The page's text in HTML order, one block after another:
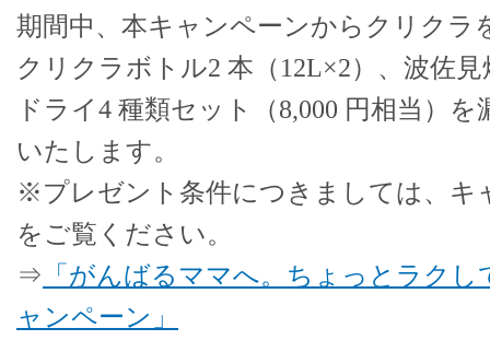
期間中、本キャンペーンからクリクラ
クリクラボトル2 本（12L×2）、波佐
ドライ4 種類セット（8,000 円相当）
いたします。
※プレゼント条件につきましては、キ
をご覧ください。
⇒ 「がんばるママへ。ちょっとラク
ャンペーン」